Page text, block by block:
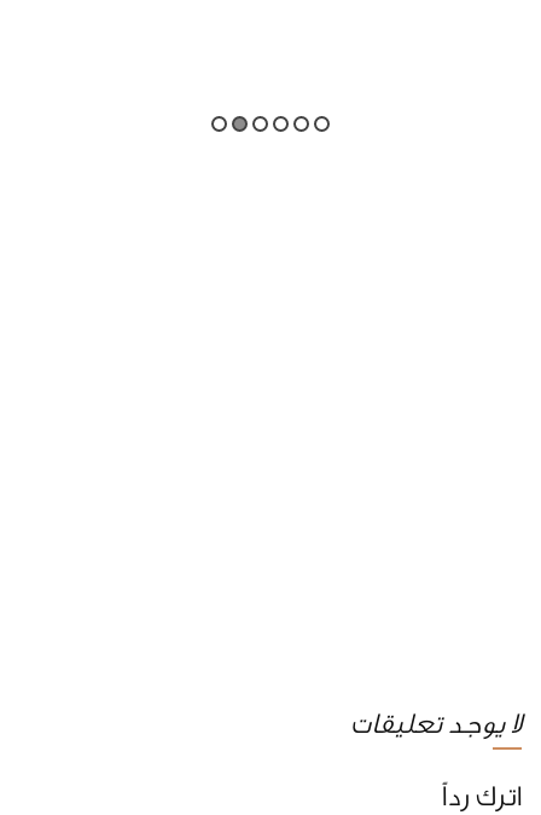
لا يوجد تعليقات
اترك رداً